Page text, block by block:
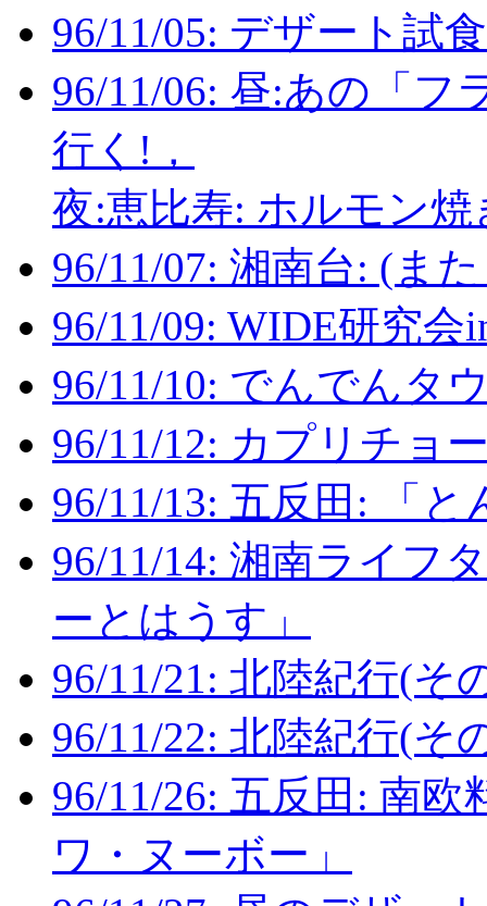
96/11/05: デザート試
96/11/06: 昼:あの「フ
行く!，
夜:恵比寿: ホルモン
96/11/07: 湘南台: (ま
96/11/09: WIDE研究会
96/11/10: でんでんタ
96/11/12: カプリチョ
96/11/13: 五反田: 「と
96/11/14: 湘南ライフ
ーとはうす」
96/11/21: 北陸紀行(そ
96/11/22: 北陸紀行(そ
96/11/26: 五反田: 南
ワ・ヌーボー」